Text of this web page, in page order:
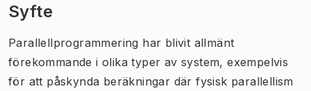
Syfte
Parallellprogrammering har blivit allmänt
förekommande i olika typer av system, exempelvis
för att påskynda beräkningar där fysisk parallellism